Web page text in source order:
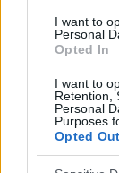
I want to
Personal
Opted In
I want to
Retention,
Personal
Purposes
Opted Out